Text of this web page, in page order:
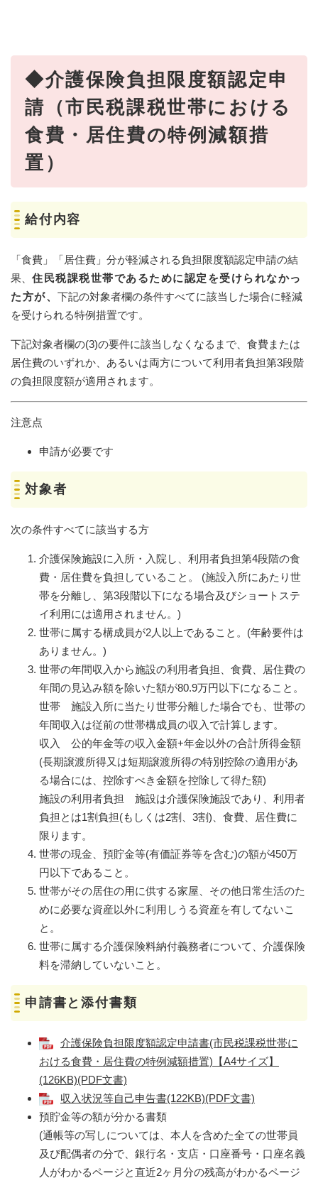
◆介護保険負担限度額認定申
請（市民税課税世帯における
食費・居住費の特例減額措
置）
給付内容
「食費」「居住費」分が軽減される負担限度額認定申請の結
果、 住民税課税世帯であるために認定を受けられなかっ
た方が、 下記の対象者欄の条件すべてに該当した場合に軽減
を受けられる特例措置です。
下記対象者欄の(3)の要件に該当しなくなるまで、食費または
居住費のいずれか、あるいは両方について利用者負担第3段階
の負担限度額が適用されます。
注意点
申請が必要です
対象者
次の条件すべてに該当する方
介護保険施設に入所・入院し、利用者負担第4段階の食
費・居住費を負担していること。 (施設入所にあたり世
帯を分離し、第3段階以下になる場合及びショートステ
イ利用には適用されません。)
世帯に属する構成員が2人以上であること。(年齢要件は
ありません。)
世帯の年間収入から施設の利用者負担、食費、居住費の
年間の見込み額を除いた額が80.9万円以下になること。
世帯 施設入所に当たり世帯分離した場合でも、世帯の
年間収入は従前の世帯構成員の収入で計算します。
収入 公的年金等の収入金額+年金以外の合計所得金額
(長期譲渡所得又は短期譲渡所得の特別控除の適用があ
る場合には、控除すべき金額を控除して得た額)
施設の利用者負担 施設は介護保険施設であり、利用者
負担とは1割負担(もしくは2割、3割)、食費、居住費に
限ります。
世帯の現金、預貯金等(有価証券等を含む)の額が450万
円以下であること。
世帯がその居住の用に供する家屋、その他日常生活のた
めに必要な資産以外に利用しうる資産を有してないこ
と。
世帯に属する介護保険料納付義務者について、介護保険
料を滞納していないこと。
申請書と添付書類
介護保険負担限度額認定申請書(市民税課税世帯に
おける食費・居住費の特例減額措置)【A4サイズ】
(126KB)(PDF文書)
収入状況等自己申告書(122KB)(PDF文書)
預貯金等の額が分かる書類
(通帳等の写しについては、本人を含めた全ての世帯員
及び配偶者の分で、銀行名・支店・口座番号・口座名義
人がわかるページと直近2ヶ月分の残高がわかるページ